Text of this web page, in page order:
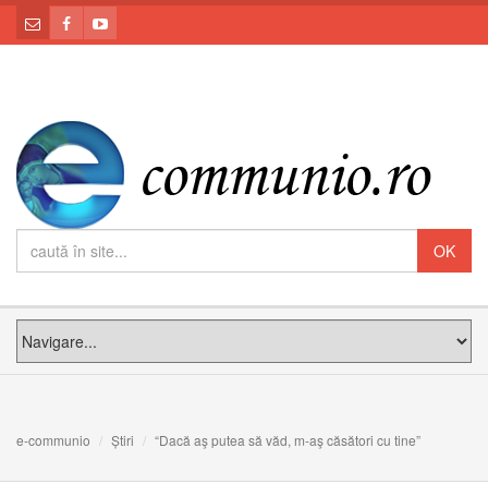
e-communio Știri “Dacă aş putea să văd, m-aş căsători cu tine”